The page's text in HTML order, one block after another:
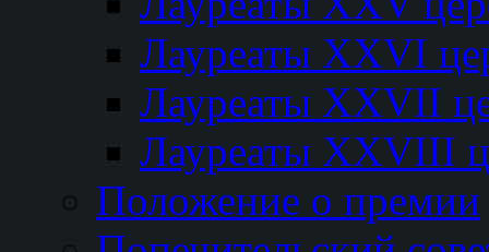
Лауреаты XXVI
Лауреаты XXVII
Лауреаты XXVIII
Положение о премии